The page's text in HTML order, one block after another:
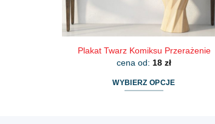
Plakat Twarz Komiksu Przerażenie
cena od: 18 zł
WYBIERZ OPCJE